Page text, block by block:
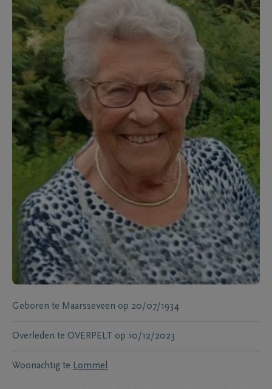
Geboren te Maarsseveen op 20/07/1934
Overleden te OVERPELT op 10/12/2023
Woonachtig te Lommel